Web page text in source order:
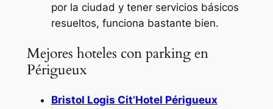
por la ciudad y tener servicios básicos
resueltos, funciona bastante bien.
Mejores hoteles con parking en
Périgueux
Bristol Logis Cit’Hotel Périgueux